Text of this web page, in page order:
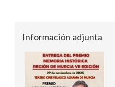
Información adjunta